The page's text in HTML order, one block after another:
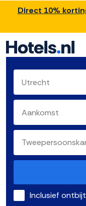
Direct 10%
Inclusief ontbijt